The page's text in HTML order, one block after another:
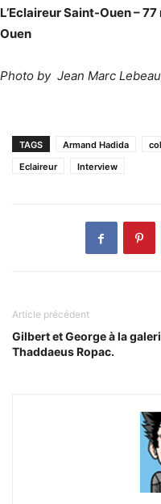
L’Eclaireur Saint-Ouen –
Ouen
Photo by Jean Marc
TAGS Armand Hadida
Eclaireur
Interview
Article précédent
Gilbert et George à la
Thaddaeus Ropac.